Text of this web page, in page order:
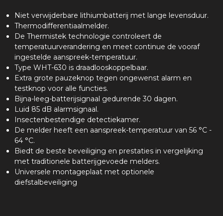
Niet verwijderbare lithiumbatterij met lange levensduur.
Thermodifferentiaalmelder.
De Thermistek technologie controleert de
temperatuurverandering en meet continue de vooraf
ingestelde aanspreek-temperatuur.
Type WHT-630 is draadlooskoppelbaar.
Extra grote pauzeknop tegen ongewenst alarm en
testknop voor alle functies.
Bijna-leeg-batterijsignaal gedurende 30 dagen.
Luid 85 dB alarmsignaal.
Insectenbestendige detectiekamer.
De melder heeft een aanspreek-temperatuur van 56 °C -
64 °C.
Biedt de beste beveiliging en prestaties in vergelijking
met traditionele batterijgevoede melders.
Universele montageplaat met optionele
diefstalbeveiliging